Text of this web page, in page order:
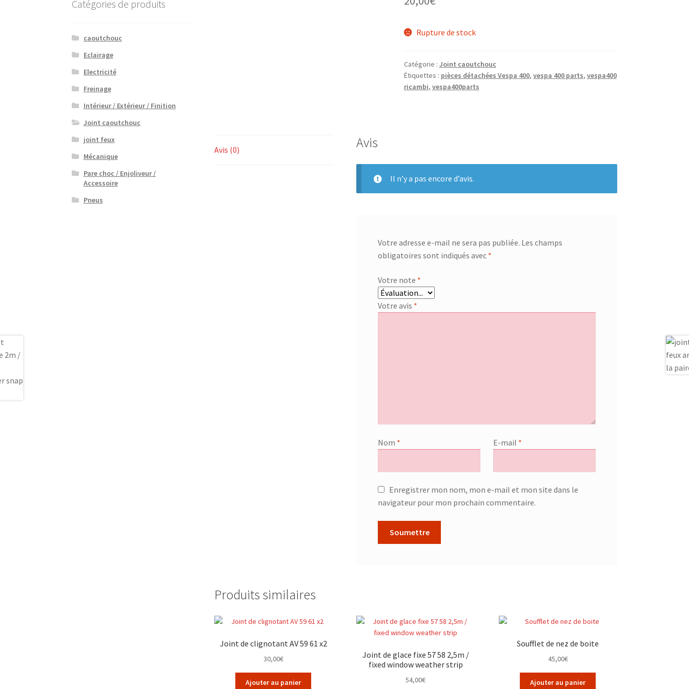
Rupture de stock
Catégorie : Joint caoutchouc
Étiquettes : pièces détachées Vespa 400, vespa 400 parts, vespa400
ricambi, vespa400parts
Avis (0) Avis
Il n’y a pas encore d’avis.
Votre adresse e-mail ne sera pas publiée. Les champs
obligatoires sont indiqués avec *
Votre note *
Votre avis *
Nom * E-mail *
Enregistrer mon nom, mon e-mail et mon site dans le
navigateur pour mon prochain commentaire.
Produits similaires
Joint de clignotant AV 59 61 x2
30,00€
Ajouter au panier
Joint de glace fixe 57 58 2,5m /
fixed window weather strip
54,00€
Soufflet de nez de boite
45,00€
Ajouter au panier
Catégories de produits
caoutchouc
Eclairage
Electricité
Freinage
Intérieur / Extérieur / Finition
Joint caoutchouc
joint feux
Mécanique
Pare choc / Enjoliveur /
Accessoire
Pneus